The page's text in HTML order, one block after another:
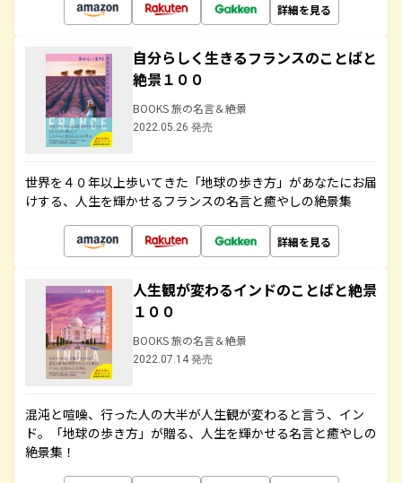
詳細を見る
自分らしく生きるフランスのことばと
絶景１００
BOOKS 旅の名言＆絶景
2022.05.26 発売
世界を４０年以上歩いてきた「地球の歩き方」があなたにお届
けする、人生を輝かせるフランスの名言と癒やしの絶景集
詳細を見る
人生観が変わるインドのことばと絶景
１００
BOOKS 旅の名言＆絶景
2022.07.14 発売
混沌と喧噪、行った人の大半が人生観が変わると言う、イン
ド。「地球の歩き方」が贈る、人生を輝かせる名言と癒やしの
絶景集！